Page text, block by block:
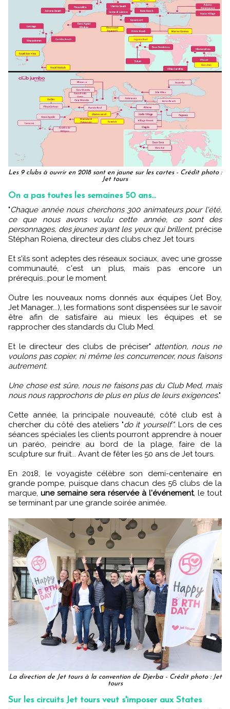
Les 9 clubs à ouvrir en 2018 sont en jaune sur les cartes - Crédit photo :
Jet tours
On a pas toutes les semaines 50 ans...
"Chaque année nous cherchons 300 animateurs pour l'été,
ce que nous avons voulu cette année, ce sont des
personnages, des jeunes ayant les yeux qui brillent, précise
Stéphan Roiena, directeur des clubs chez Jet tours
Et s'ils sont adeptes des réseaux sociaux, avec une grosse
communauté, c'est un plus, mais pas encore un
prérequis...pour le moment.
Outre les nouveaux noms donnés aux équipes (Jet Boy,
Jet Manager...), les formations sont dispensées sur le savoir
être afin de satisfaire au mieux les équipes et se
rapprocher des standards du Club Med.
Et le directeur des clubs de préciser" attention, nous ne
voulons pas copier, ni même les concurrencer, nous faisons
autrement.
Une chose est sûre, nous ne faisons pas du Club Med, mais
nous nous rapprochons de plus en plus de leurs exigences."
Cette année, la principale nouveauté, côté club est à
chercher du côté des ateliers "do it yourself". Lors de ces
séances spéciales les clients pourront apprendre à nouer
un paréo, peindre au bord de la plage, faire de la
sculpture sur fruit... Avant de fêter les 50 ans de Jet tours.
En 2018, le voyagiste célèbre son demi-centenaire en
grande pompe, puisque dans chacun des 56 clubs de la
marque, une semaine sera réservée à l'événement, le tout
se terminant par une grande soirée animée.
La direction de Jet tours à la convention de Djerba - Crédit photo : Jet
tours
Sur les circuits Jet tours veut s'imposer aux States